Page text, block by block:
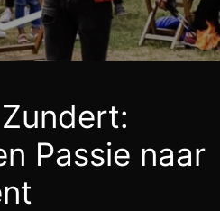
Passie naar